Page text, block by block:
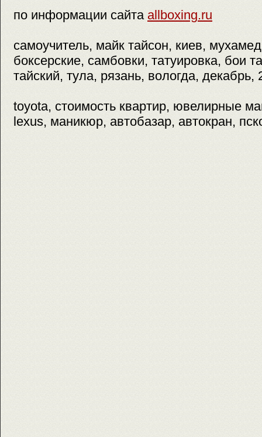
по информации сайта allboxing.ru
самоучитель, майк тайсон, киев,
боксерские, самбовки, татуировка, бои
тайский, тула, рязань, вологда, декабрь,
toyota, стоимость квартир, ювелирные
lexus, маникюр, автобазар, автокран,